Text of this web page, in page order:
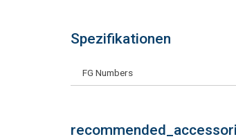
Spezifikationen
FG Numbers